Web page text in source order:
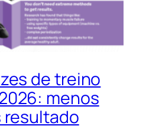
de treino
menos
resultado